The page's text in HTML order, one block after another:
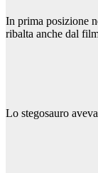
In prima posizione
ribalta anche dal
Lo stegosauro